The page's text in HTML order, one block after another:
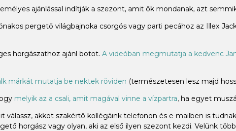
ajánlással indítják a szezont, amit ők mondanak, azt
pergető világbajnoka csorgós vagy parti pecához az Illex
horgászathoz ajánl botot. A videóban megmutatja a kedvenc
márkát mutatja be nektek röviden (természetesen lesz majd
melyik az a csali, amit magával vinne a vízpartra, ha egyet
akkot szakértő kollégáink telefonon és e-mailben is
horgász vagy olyan, aki az első ilyen szezont kezdi. Velünk